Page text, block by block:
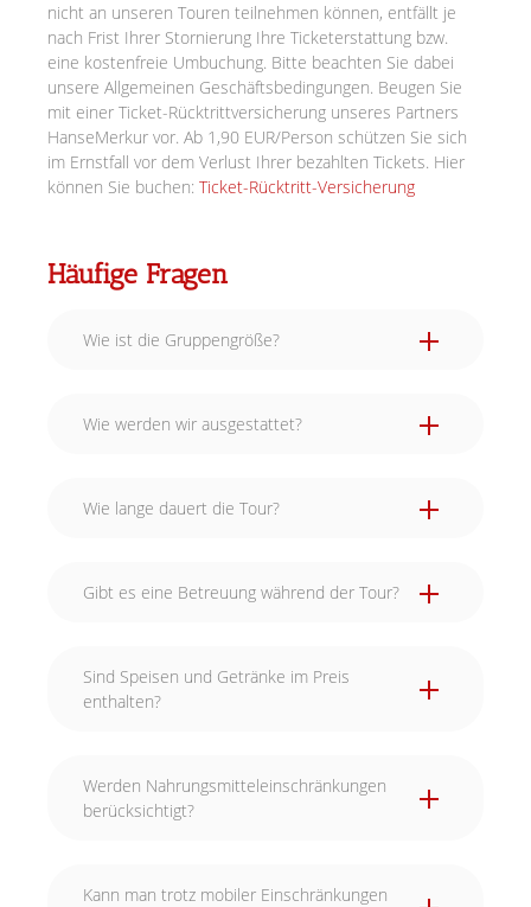
nicht an unseren Touren teilnehmen können, entfällt je
nach Frist Ihrer Stornierung Ihre Ticketerstattung bzw.
eine kostenfreie Umbuchung. Bitte beachten Sie dabei
unsere Allgemeinen Geschäftsbedingungen. Beugen Sie
mit einer Ticket-Rücktrittversicherung unseres Partners
HanseMerkur vor. Ab 1,90 EUR/Person schützen Sie sich
im Ernstfall vor dem Verlust Ihrer bezahlten Tickets. Hier
können Sie buchen: Ticket-Rücktritt-Versicherung
Häufige Fragen
Wie ist die Gruppengröße?
Wie werden wir ausgestattet?
Wie lange dauert die Tour?
Gibt es eine Betreuung während der Tour?
Sind Speisen und Getränke im Preis
enthalten?
Werden Nahrungsmitteleinschränkungen
berücksichtigt?
Kann man trotz mobiler Einschränkungen